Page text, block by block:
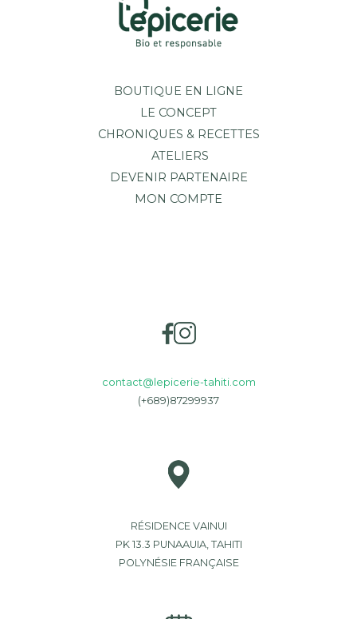
BOUTIQUE EN LIGNE
LE CONCEPT
CHRONIQUES & RECETTES
ATELIERS
DEVENIR PARTENAIRE
MON COMPTE
contact@lepicerie-tahiti.com
(+689)87299937
RÉSIDENCE VAINUI
PK 13.3 PUNAAUIA, TAHITI
POLYNÉSIE FRANÇAISE